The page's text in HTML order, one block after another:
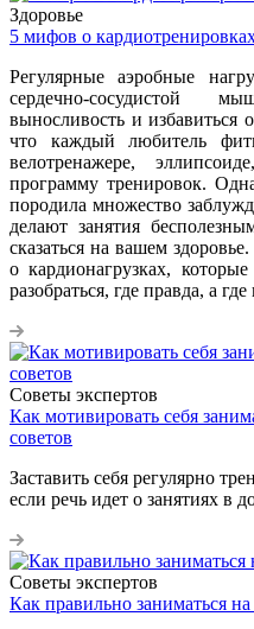
Здоровье
5 мифов о
Регулярные аэробные
сердечно-сосудистой
выносливость и избавиться
что каждый любитель
велотренажере,
программу тренировок.
породила множество
делают занятия
сказаться на вашем
о кардионагрузках,
разобраться, где правда, а
Советы экспертов
Как мотивировать себя
советов
Заставить себя регулярно
если речь идет о занятиях в
Советы экспертов
Как правильно заниматься